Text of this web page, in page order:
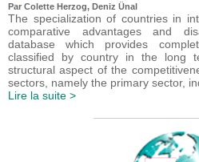
Par Colette Herzog, Deniz Ünal
The specialization of countries in
comparative advantages and
database which provides
classified by country in the long
structural aspect of the
sectors, namely the primary sector,
Lire la suite >